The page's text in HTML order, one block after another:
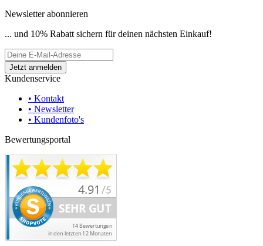
Newsletter abonnieren
... und 10% Rabatt sichern für deinen nächsten Einkauf!
Kundenservice
• Kontakt
• Newsletter
• Kundenfoto's
Bewertungsportal